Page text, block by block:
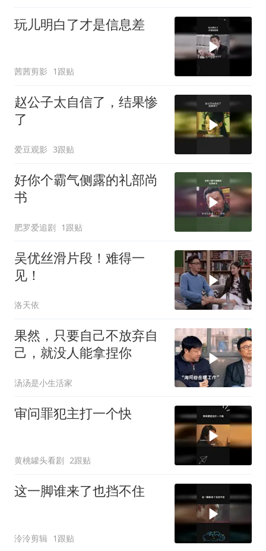
玩儿明白了才是信息差
茜茜剪影 1跟贴
赵公子太自信了，结果惨
了
爱豆观影 3跟贴
好你个霸气侧露的礼部尚
书
肥罗爱追剧 1跟贴
吴优丝滑片段！难得一
见！
洛天依
果然，只要自己不放弃自
己，就没人能拿捏你
汤汤是小生活家
审问罪犯主打一个快
黄桃罐头看剧 2跟贴
这一脚谁来了也挡不住
泠泠剪辑 1跟贴